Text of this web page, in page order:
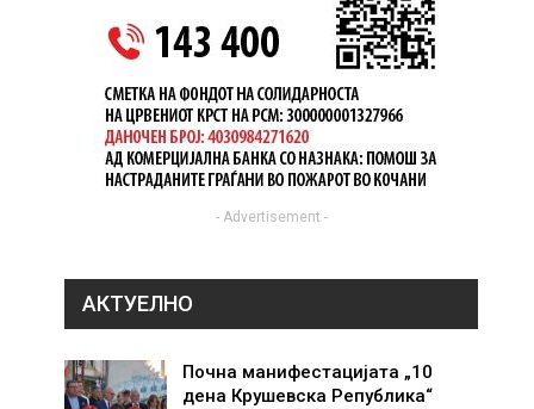
- Advertisement -
АКТУЕЛНО
Почна манифестацијата „10
дена Крушевска Република“